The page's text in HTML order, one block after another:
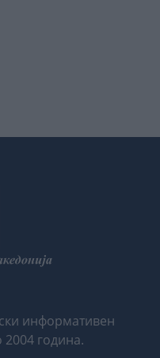
информативен
година.